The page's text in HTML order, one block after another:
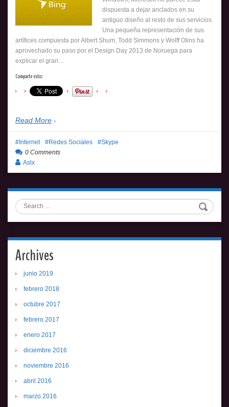
dispuesta a dejar anclados en su
antiguo diseño al resto de sus servicios.
Una pequeña representación de sus
artífices compuesta por Albert Shum, Todd Simmons y Wolff Olins ha
aprovechado su paso por el Design Day 2013 de Noruega para
explicar el gran…
Comparte esto:
Read More
Internet Redes Sociales
Skype
0 Comments
Aslx
Search
Archives
junio 2019
febrero 2018
octubre 2017
febrero 2017
enero 2017
diciembre 2016
noviembre 2016
abril 2016
marzo 2016